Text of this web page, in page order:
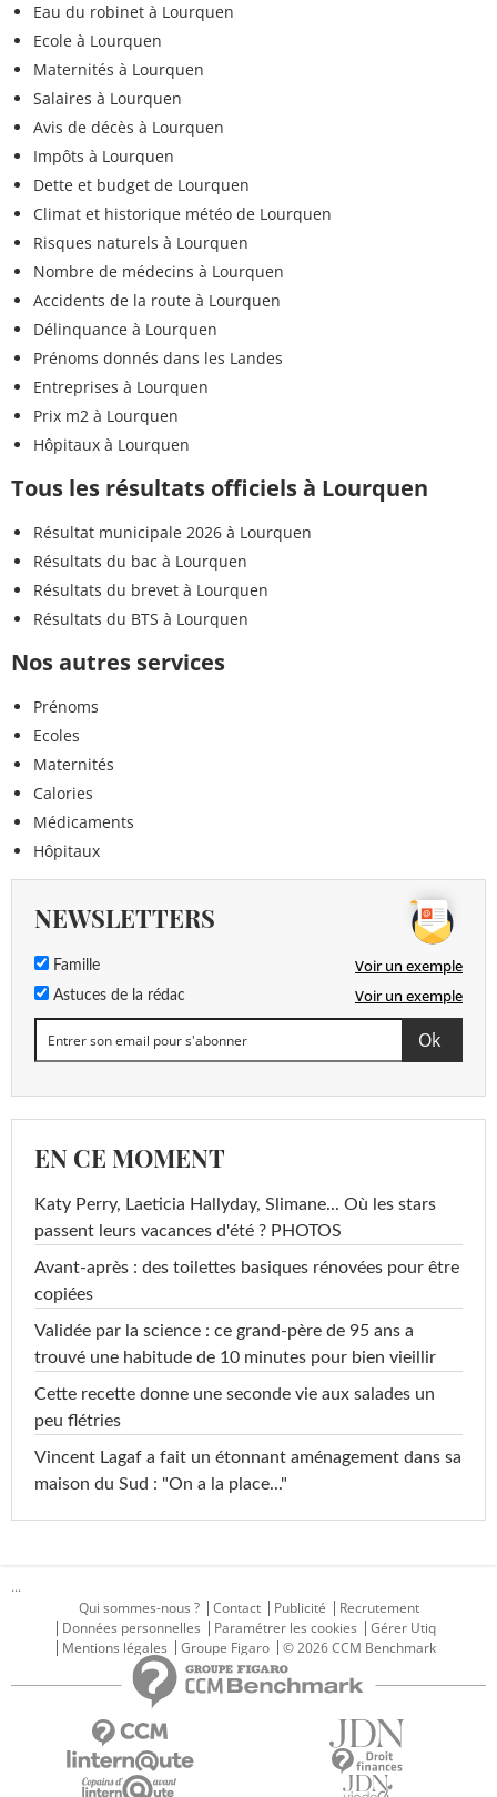
Eau du robinet à Lourquen
Ecole à Lourquen
Maternités à Lourquen
Salaires à Lourquen
Avis de décès à Lourquen
Impôts à Lourquen
Dette et budget de Lourquen
Climat et historique météo de Lourquen
Risques naturels à Lourquen
Nombre de médecins à Lourquen
Accidents de la route à Lourquen
Délinquance à Lourquen
Prénoms donnés dans les Landes
Entreprises à Lourquen
Prix m2 à Lourquen
Hôpitaux à Lourquen
Tous les résultats officiels à Lourquen
Résultat municipale 2026 à Lourquen
Résultats du bac à Lourquen
Résultats du brevet à Lourquen
Résultats du BTS à Lourquen
Nos autres services
Prénoms
Ecoles
Maternités
Calories
Médicaments
Hôpitaux
NEWSLETTERS
Famille Voir un exemple
Astuces de la rédac Voir un exemple
EN CE MOMENT
Katy Perry, Laeticia Hallyday, Slimane... Où les stars
passent leurs vacances d'été ? PHOTOS
Avant-après : des toilettes basiques rénovées pour être
copiées
Validée par la science : ce grand-père de 95 ans a
trouvé une habitude de 10 minutes pour bien vieillir
Cette recette donne une seconde vie aux salades un
peu flétries
Vincent Lagaf a fait un étonnant aménagement dans sa
maison du Sud : "On a la place..."
...
Qui sommes-nous ?
Contact Publicité
Recrutement
Données personnelles
Paramétrer les cookies
Gérer Utiq
Mentions légales
Groupe Figaro © 2026 CCM Benchmark